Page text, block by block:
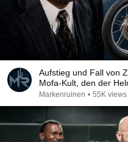
Aufstieg und Fall von
Mofa-Kult, den der
Markenruinen • 55K views